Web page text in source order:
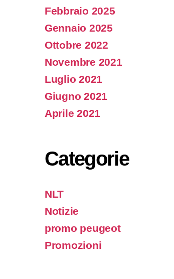
Febbraio 2025
Gennaio 2025
Ottobre 2022
Novembre 2021
Luglio 2021
Giugno 2021
Aprile 2021
Categorie
NLT
Notizie
promo peugeot
Promozioni